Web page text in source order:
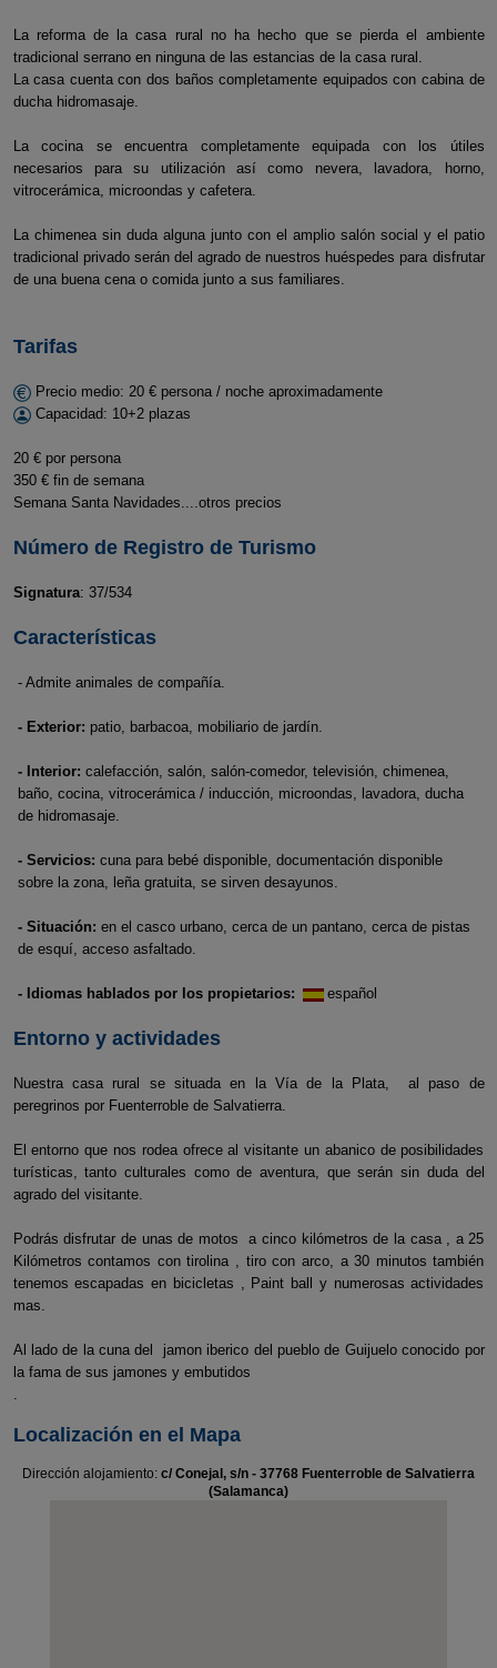
La reforma de la casa rural no ha hecho que se pierda el ambiente
tradicional serrano en ninguna de las estancias de la casa rural.
La casa cuenta con dos baños completamente equipados con cabina de
ducha hidromasaje.
La cocina se encuentra completamente equipada con los útiles
necesarios para su utilización así como nevera, lavadora, horno,
vitrocerámica, microondas y cafetera.
La chimenea sin duda alguna junto con el amplio salón social y el patio
tradicional privado serán del agrado de nuestros huéspedes para disfrutar
de una buena cena o comida junto a sus familiares.
Tarifas
Precio medio: 20 € persona / noche aproximadamente
Capacidad: 10+2 plazas
20 € por persona
350 € fin de semana
Semana Santa Navidades....otros precios
Número de Registro de Turismo
Signatura: 37/534
Características
- Admite animales de compañía.
- Exterior: patio, barbacoa, mobiliario de jardín.
- Interior: calefacción, salón, salón-comedor, televisión, chimenea,
baño, cocina, vitrocerámica / inducción, microondas, lavadora, ducha
de hidromasaje.
- Servicios: cuna para bebé disponible, documentación disponible
sobre la zona, leña gratuita, se sirven desayunos.
- Situación: en el casco urbano, cerca de un pantano, cerca de pistas
de esquí, acceso asfaltado.
- Idiomas hablados por los propietarios: español
Entorno y actividades
Nuestra casa rural se situada en la Vía de la Plata, al paso de
peregrinos por Fuenterroble de Salvatierra.
El entorno que nos rodea ofrece al visitante un abanico de posibilidades
turísticas, tanto culturales como de aventura, que serán sin duda del
agrado del visitante.
Podrás disfrutar de unas de motos a cinco kilómetros de la casa , a 25
Kilómetros contamos con tirolina , tiro con arco, a 30 minutos también
tenemos escapadas en bicicletas , Paint ball y numerosas actividades
mas.
Al lado de la cuna del jamon iberico del pueblo de Guijuelo conocido por
la fama de sus jamones y embutidos
.
Localización en el Mapa
Dirección alojamiento: c/ Conejal, s/n - 37768 Fuenterroble de Salvatierra
(Salamanca)